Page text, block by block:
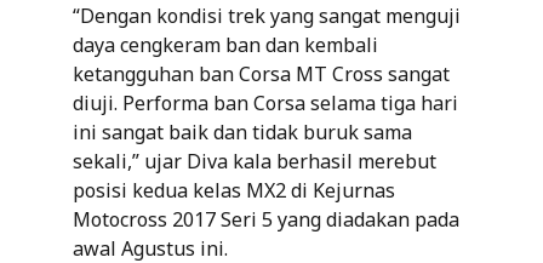
“Dengan kondisi trek yang sangat menguji
daya cengkeram ban dan kembali
ketangguhan ban Corsa MT Cross sangat
diuji. Performa ban Corsa selama tiga hari
ini sangat baik dan tidak buruk sama
sekali,” ujar Diva kala berhasil merebut
posisi kedua kelas MX2 di Kejurnas
Motocross 2017 Seri 5 yang diadakan pada
awal Agustus ini.